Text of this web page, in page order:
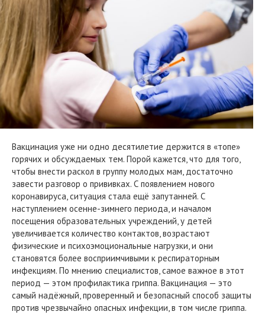
Вакцинация уже ни одно десятилетие держится в «топе»
горячих и обсуждаемых тем. Порой кажется, что для того,
чтобы внести раскол в группу молодых мам, достаточно
завести разговор о прививках. С появлением нового
коронавируса, ситуация стала ещё запутанней. С
наступлением осенне-зимнего периода, и началом
посещения образовательных учреждений, у детей
увеличивается количество контактов, возрастают
физические и психоэмоциональные нагрузки, и они
становятся более восприимчивыми к респираторным
инфекциям. По мнению специалистов, самое важное в этот
период — этом профилактика гриппа. Вакцинация — это
самый надёжный, проверенный и безопасный способ защиты
против чрезвычайно опасных инфекции, в том числе гриппа.